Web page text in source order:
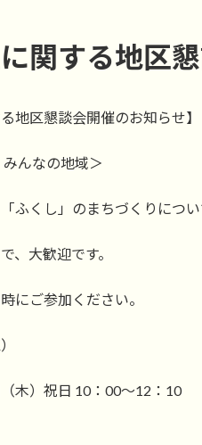
関する地区
地区懇談会開催のお知らせ】
んなの地域＞
ふくし」のまちづくりにつ
、大歓迎です。
にご参加ください。
木）祝日 10：00～12：10